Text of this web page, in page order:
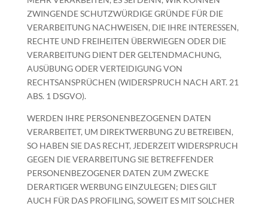
ZWINGENDE SCHUTZWÜRDIGE GRÜNDE FÜR DIE
VERARBEITUNG NACHWEISEN, DIE IHRE INTERESSEN,
RECHTE UND FREIHEITEN ÜBERWIEGEN ODER DIE
VERARBEITUNG DIENT DER GELTENDMACHUNG,
AUSÜBUNG ODER VERTEIDIGUNG VON
RECHTSANSPRÜCHEN (WIDERSPRUCH NACH ART. 21
ABS. 1 DSGVO).
WERDEN IHRE PERSONENBEZOGENEN DATEN
VERARBEITET, UM DIREKTWERBUNG ZU BETREIBEN,
SO HABEN SIE DAS RECHT, JEDERZEIT WIDERSPRUCH
GEGEN DIE VERARBEITUNG SIE BETREFFENDER
PERSONENBEZOGENER DATEN ZUM ZWECKE
DERARTIGER WERBUNG EINZULEGEN; DIES GILT
AUCH FÜR DAS PROFILING, SOWEIT ES MIT SOLCHER